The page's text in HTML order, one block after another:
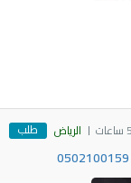
الرياض طلب